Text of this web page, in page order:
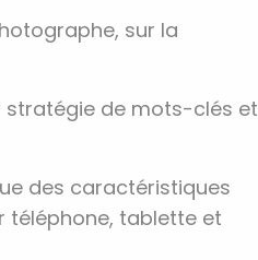
sur la
stratégie de mots-clés et
des caractéristiques
téléphone, tablette et